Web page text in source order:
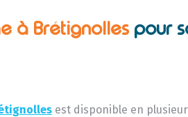
à Brétignolles pour
est disponible en